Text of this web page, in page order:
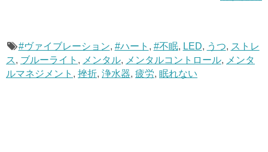
#ヴァイブレーション, #ハート , #不眠, LED, うつ, ストレ
ス, ブルーライト , メンタル, メンタルコントロール, メンタ
ルマネジメント , 挫折, 浄水器, 疲労, 眠れない